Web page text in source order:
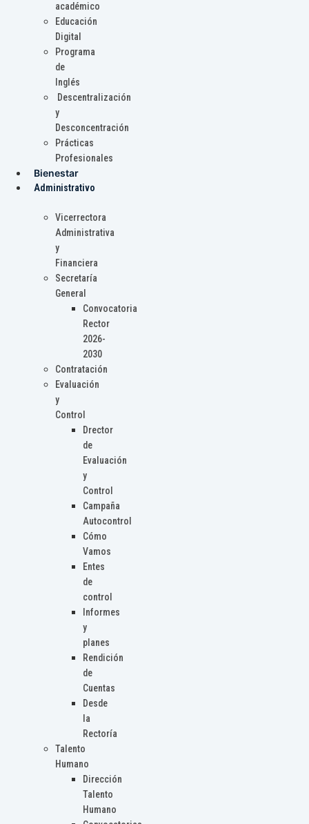
académico
Educación
Digital
Programa
de
Inglés
Descentralización
y
Desconcentración
Prácticas
Profesionales
Bienestar
Administrativo
Vicerrectora
Administrativa
y
Financiera
Secretaría
General
Convocatoria
Rector
2026-
2030
Contratación
Evaluación
y
Control
Drector
de
Evaluación
y
Control
Campaña
Autocontrol
Cómo
Vamos
Entes
de
control
Informes
y
planes
Rendición
de
Cuentas
Desde
la
Rectoría
Talento
Humano
Dirección
Talento
Humano